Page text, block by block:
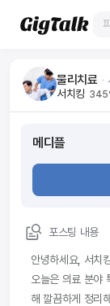
물리치료 ᆞ
서치킹 345
메디플
포스팅 내용
안녕하세요, 서치
오늘은 의료 분
해 깔끔하게 정리